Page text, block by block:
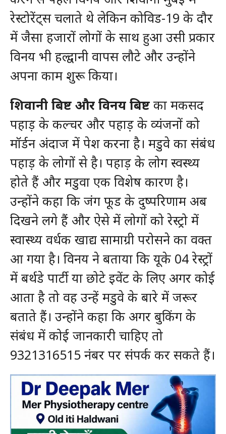
रेस्टोरेंट्स चलाते थे लेकिन कोविड-19 के दौर
में जैसा हजारों लोगों के साथ हुआ उसी प्रकार
विनय भी हल्द्वानी वापस लौटे और उन्होंने
अपना काम शुरू किया।
शिवानी बिष्ट और विनय बिष्टका मकसद
पहाड़ के कल्चर और पहाड़ के व्यंजनों को
मॉर्डन अंदाज में पेश करना है। मडुवे का संबंध
पहाड़ के लोगों से है। पहाड़ के लोग स्वस्थ्य
होते हैं और मडुवा एक विशेष कारण है।
उन्होंने कहा कि जंग फूड के दुष्परिणाम अब
दिखने लगे हैं और ऐसे में लोगों को रेस्ट्रो में
स्वास्थ्य वर्धक खाद्य सामाग्री परोसने का वक्त
आ गया है। विनय ने बताया कि यूके 04 रेस्ट्रों
में बर्थडे पार्टी या छोटे इवेंट के लिए अगर कोई
आता है तो वह उन्हें मडुवे के बारे में जरूर
बताते हैं। उन्होंने कहा कि अगर बुकिंग के
संबंध में कोई जानकारी चाहिए तो
9321316515 नंबर पर संपर्क कर सकते हैं।